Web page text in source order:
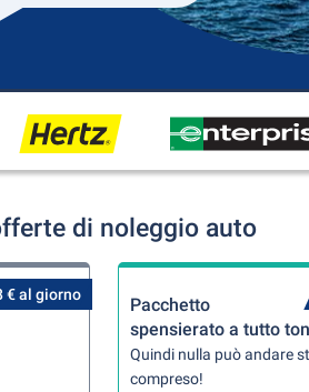
di noleggio auto
€ al giorno
Pacchetto
spensierato a tutto
Quindi nulla può andare
compreso!